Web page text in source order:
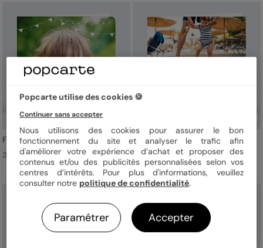
Fanions Bucoliques
3,99 € l'unité
Multiphotos Etiquette
3,99 € l'unité
Popcarte utilise des cookies 🍪
Continuer sans accepter
Nous utilisons des cookies pour assurer le bon
fonctionnement du site et analyser le trafic afin
d'améliorer votre expérience d’achat et proposer des
contenus et/ou des publicités personnalisées selon vos
centres d’intérêts. Pour plus d'informations, veuillez
consulter notre politique de confidentialité.
Paramétrer Accepter